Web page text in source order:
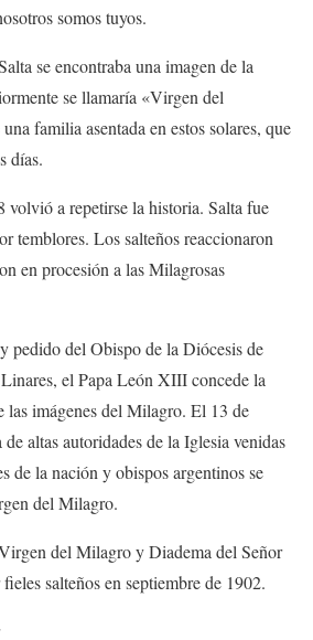
somos tuyos.
se encontraba una imagen de la
se llamaría «Virgen del
familia asentada en estos solares, que
días.
volvió a repetirse la historia. Salta fue
temblores. Los salteños reaccionaron
en procesión a las Milagrosas
pedido del Obispo de la Diócesis de
el Papa León XIII concede la
imágenes del Milagro. El 13 de
altas autoridades de la Iglesia venidas
de la nación y obispos argentinos se
del Milagro.
del Milagro y Diadema del Señor
salteños en septiembre de 1902.